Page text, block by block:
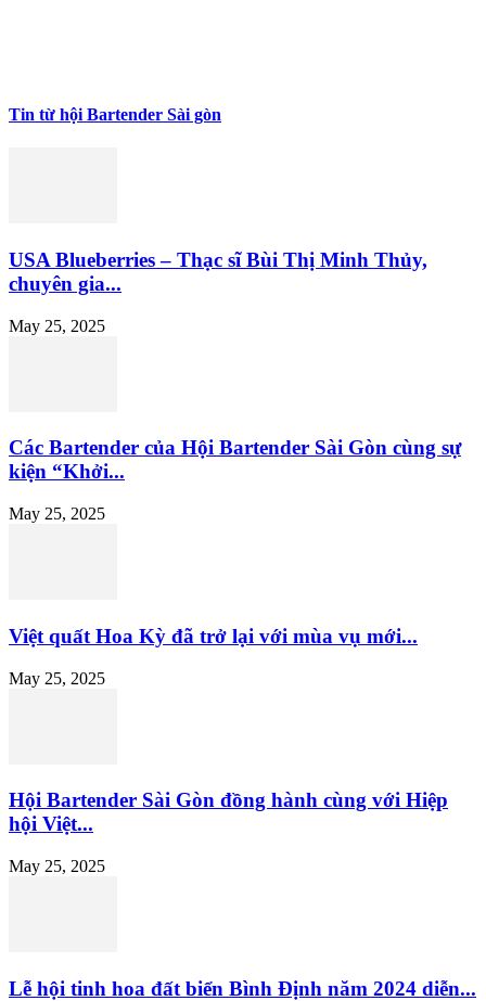
Tin từ hội Bartender Sài gòn
USA Blueberries – Thạc sĩ Bùi Thị Minh Thủy,
chuyên gia...
May 25, 2025
Các Bartender của Hội Bartender Sài Gòn cùng sự
kiện “Khởi...
May 25, 2025
Việt quất Hoa Kỳ đã trở lại với mùa vụ mới...
May 25, 2025
Hội Bartender Sài Gòn đồng hành cùng với Hiệp
hội Việt...
May 25, 2025
Lễ hội tinh hoa đất biển Bình Định năm 2024 diễn...